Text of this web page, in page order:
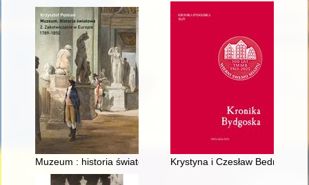
Muzeum : historia światowa. T. 2,Krystyna i Czesław